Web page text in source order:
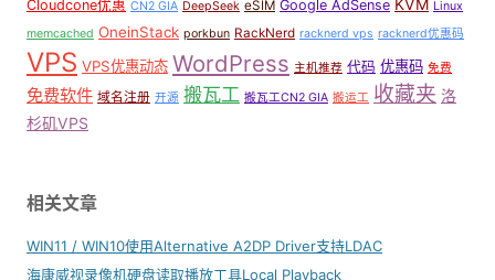
Cloudcone优惠 CN2 GIA DeepSeek eSIM Google AdSense KVM Linux
memcached OneinStack porkbun RackNerd racknerd vps racknerd优惠码
VPS VPS优惠动态 WordPress 主机推荐 代码 优惠码 免费
免费软件 域名注册 开源 搬瓦工 搬瓦工CN2 GIA 搬运工 收藏夹 洛
杉矶VPS
相关文章
WIN11 / WIN10使用Alternative A2DP Driver支持LDAC
海康威视录像机硬盘读取播放工具Local Playback